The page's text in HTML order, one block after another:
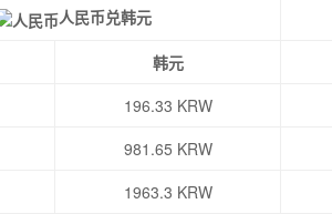
人民币兑韩元
韩元
196.33 KRW
981.65 KRW
1963.3 KRW